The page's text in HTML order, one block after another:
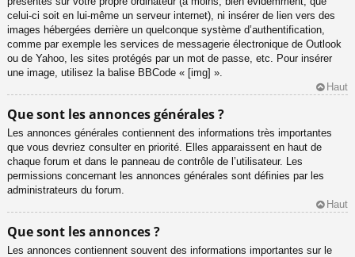
celui-ci soit en lui-même un serveur internet), ni insérer de lien vers des
images hébergées derrière un quelconque système d’authentification,
comme par exemple les services de messagerie électronique de Outlook
ou de Yahoo, les sites protégés par un mot de passe, etc. Pour insérer
une image, utilisez la balise BBCode « [img] ».
Haut
Que sont les annonces générales ?
Les annonces générales contiennent des informations très importantes
que vous devriez consulter en priorité. Elles apparaissent en haut de
chaque forum et dans le panneau de contrôle de l’utilisateur. Les
permissions concernant les annonces générales sont définies par les
administrateurs du forum.
Haut
Que sont les annonces ?
Les annonces contiennent souvent des informations importantes sur le